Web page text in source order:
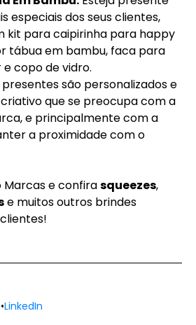
especiais dos seus clientes,
kit para caipirinha para happy
tábua em bambu, faca para
copo de vidro.
são personalizados e
que se preocupa com a
e principalmente com a
a proximidade com o
Marcas e confirasqueezes,
e muitos outros brindes
•LinkedIn